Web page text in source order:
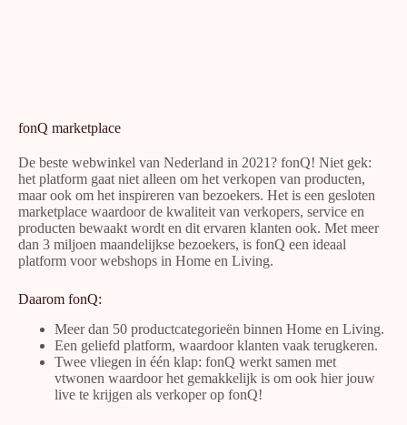
fonQ marketplace
De beste webwinkel van Nederland in 2021? fonQ! Niet gek:
het platform gaat niet alleen om het verkopen van producten,
maar ook om het inspireren van bezoekers. Het is een gesloten
marketplace waardoor de kwaliteit van verkopers, service en
producten bewaakt wordt en dit ervaren klanten ook. Met meer
dan 3 miljoen maandelijkse bezoekers, is fonQ een ideaal
platform voor webshops in Home en Living.
Daarom fonQ:
Meer dan 50 productcategorieën binnen Home en Living.
Een geliefd platform, waardoor klanten vaak terugkeren.
Twee vliegen in één klap: fonQ werkt samen met
vtwonen waardoor het gemakkelijk is om ook hier jouw
live te krijgen als verkoper op fonQ!